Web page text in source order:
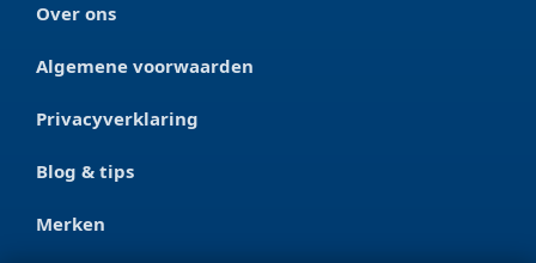
Over ons
Algemene voorwaarden
Privacyverklaring
Blog & tips
Merken